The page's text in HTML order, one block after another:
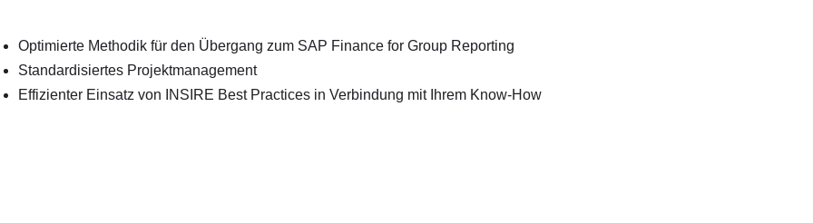
Optimierte Methodik für den Übergang zum SAP Finance for Group Reporting
Standardisiertes Projektmanagement
Effizienter Einsatz von INSIRE Best Practices in Verbindung mit Ihrem Know-How